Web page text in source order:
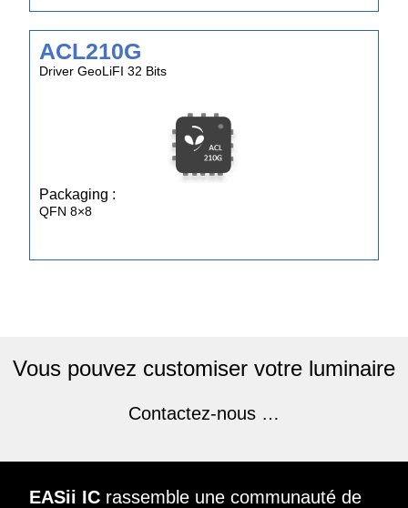
ACL210G
Driver GeoLiFI 32 Bits
Packaging :
QFN 8×8
Vous pouvez customiser votre luminaire
Contactez-nous …
EASii IC rassemble une communauté de